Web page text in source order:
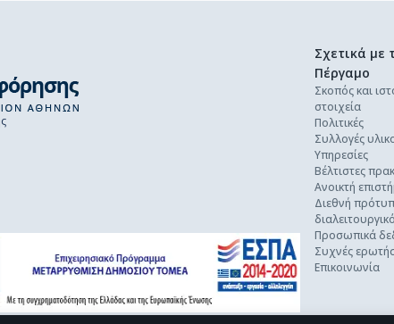
Σχετικά με
Πέργαμο
Σκοπός και
στοιχεία
Πολιτικές
Συλλογές
Υπηρεσίες
Βέλτιστες
Ανοικτή
Διεθνή
Προσωπικά
Συχνές
Επικοινωνία